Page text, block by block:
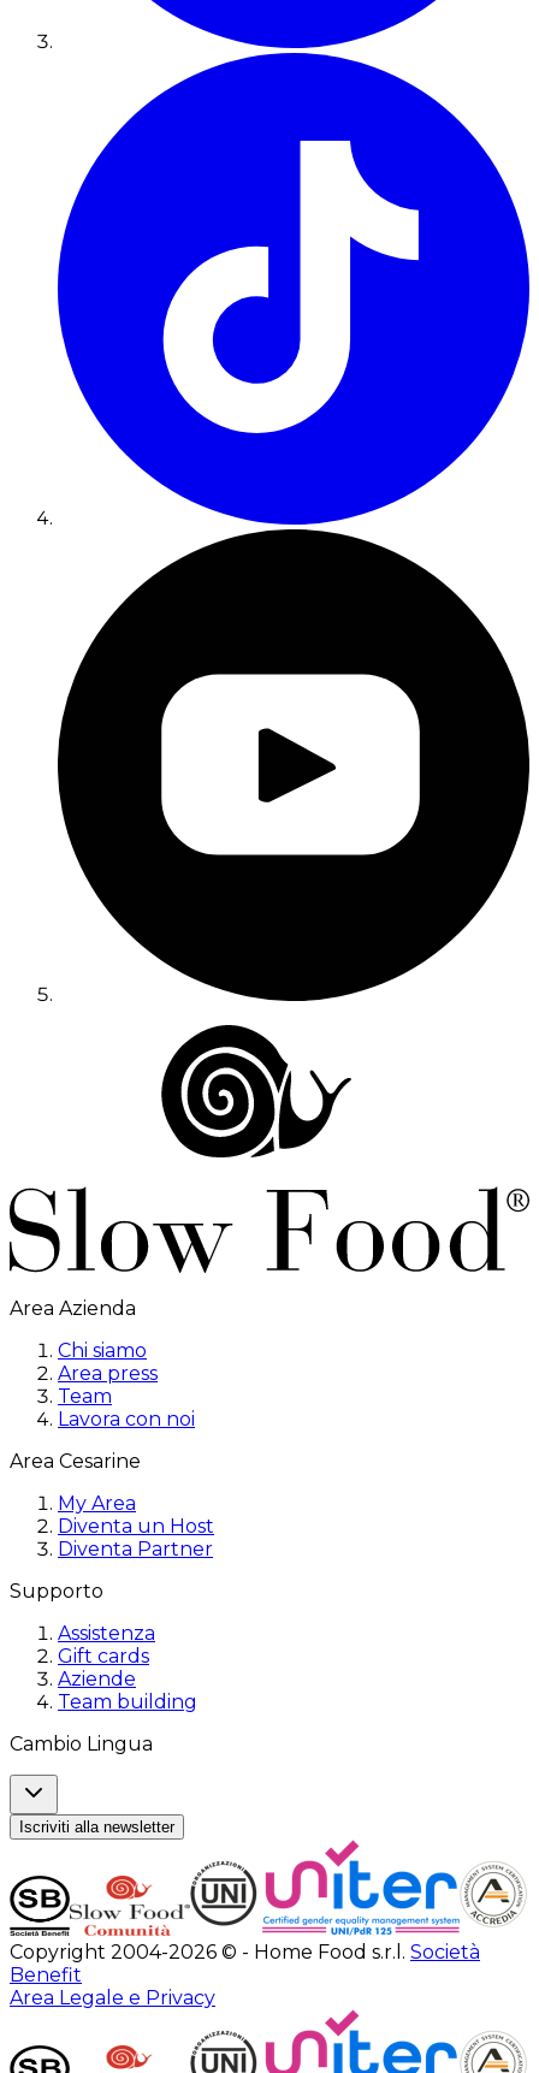
Area Azienda
Chi siamo
Area press
Team
Lavora con noi
Area Cesarine
My Area
Diventa un Host
Diventa Partner
Supporto
Assistenza
Gift cards
Aziende
Team building
Cambio Lingua
Iscriviti alla newsletter
Copyright 2004-2026 © - Home Food s.r.l. Società
Benefit
Area Legale e Privacy